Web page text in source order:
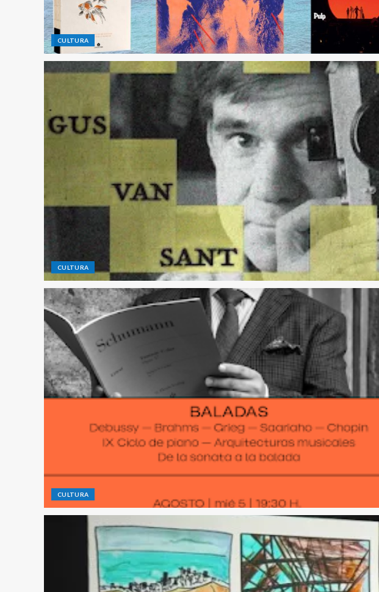
CULTURA
CULTURA
CULTURA